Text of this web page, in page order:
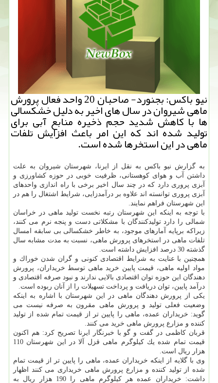
نیو باكس: بجنورد- صاحبان 20 واحد فعال پرورش
ماهی شیروان در سال های اخیر به دلیل خشكسالی
ها با كاهش شدید حجم ذخیره منابع آبی برای
تولید شده اند كه این امر باعث افزایش تلفات
ماهی در این استخرها شده است.
به گزارش نیو باكس به نقل از ایرنا، شهرستان شیروان به علت
داشتن آب و هوای كوهستانی، ظرفیت خوبی در حوزه كشاورزی و
آبزی پروری دارد كه در چند سال اخیر برخی با راه اندازی واحدهای
آبزی پروری توانسته اند علاوه بر درآمدزایی، شرایط اشتغال را هم در
این شهرستان فراهم نمایند.
با توجه به اینكه این شهرستان رتبه نخست تولید ماهی در خراسان
شمالی را دارد تولیدكنندگان با مشكلاتی دست و پنجه نرم می كنند،
زیراكه برپایه آمارهای موجود، به خاطر خشكسالی بی سابقه امسال
تلفات ماهی در استخرهای پرورش ماهی، نسبت به مدت مشابه سال
گذشته 30 درصد افزایش داشته است.
همچنین با عنایت به شرایط اقتصادی كنونی و گران شدن خوراك و
مواد اولیه ماهی، قیمت پایین خرید ماهی توسط خریداران، پرورش
دهندگان این حوزه توان اقتصادی بالایی ندارند و نبود صرفه اقتصادی و
درآمد پایین، توان دریافت و پرداخت تسهیلات را از آنان ربوده است.
یكی از پرورش دهندگان ماهی در این شهرستان با اشاره به اینكه
وضعیت فعلی تولید و پرورش ماهی مقرون به صرفه نیست می
گوید: خریداران عمده، ماهی را پایین تر از قیمت تمام شده از تولید
كننده و مزارع پرورش ماهی خرید می كنند.
قربان كاظمی در گفت و گو با خبرنگار ایرنا تصریح كرد: هم اكنون
قیمت تمام شده یك كیلوگرم ماهی قزل آلا در این شهرستان 110
هزار ریال است.
وی با گلایه از اینكه خریداران عمده، ماهی را پایین تر از قیمت تمام
شده از تولید كننده و مزارع پرورش ماهی خریداری می كنند اظهار
داشت: خریداران عمده هر كیلوگرم ماهی را 190 هزار ریال به